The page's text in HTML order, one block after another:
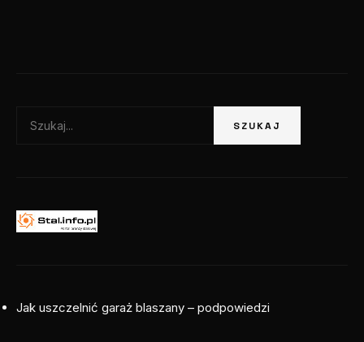
SZUKAJ
Jak uszczelnić garaż blaszany – podpowiedzi